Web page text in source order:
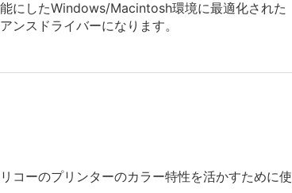
にしたWindows/Macintosh環境に最適化された
ンスドライバーになります。
コーのプリンターのカラー特性を活かすために使